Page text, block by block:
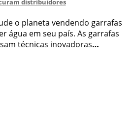
distribuidores
o planeta vendendo garrafas
água em seu país. As garrafas
técnicas inovadoras…